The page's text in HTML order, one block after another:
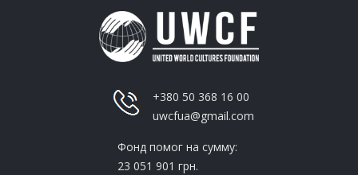
+380 50 368 16 00
uwcfua@gmail.com
Фонд помог на сумму:
23 051 901 грн.